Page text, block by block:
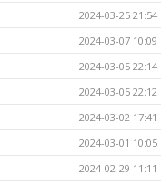
2024-03-25 21:54
2024-03-07 10:09
2024-03-05 22:14
2024-03-05 22:12
2024-03-02 17:41
2024-03-01 10:05
2024-02-29 11:11